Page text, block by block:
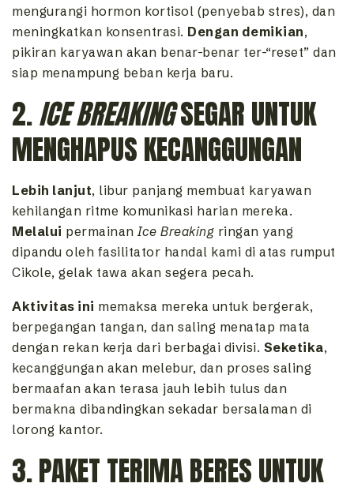
mengurangi hormon kortisol (penyebab stres), dan
meningkatkan konsentrasi. Dengan demikian,
pikiran karyawan akan benar-benar ter-“reset” dan
siap menampung beban kerja baru.
2.ICE BREAKINGSEGAR UNTUK
MENGHAPUS KECANGGUNGAN
Lebih lanjut, libur panjang membuat karyawan
kehilangan ritme komunikasi harian mereka.
Melalui permainanIce Breaking ringan yang
dipandu oleh fasilitator handal kami di atas rumput
Cikole, gelak tawa akan segera pecah.
Aktivitas ini memaksa mereka untuk bergerak,
berpegangan tangan, dan saling menatap mata
dengan rekan kerja dari berbagai divisi. Seketika,
kecanggungan akan melebur, dan proses saling
bermaafan akan terasa jauh lebih tulus dan
bermakna dibandingkan sekadar bersalaman di
lorong kantor.
3. PAKET TERIMA BERES UNTUK